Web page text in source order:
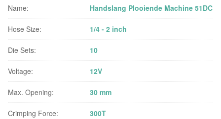
Name: Handslang Plooiende Machine 51DC
Hose Size: 1/4 - 2 inch
Die Sets: 10
Voltage: 12V
Max. Opening: 30 mm
Crimping Force: 300T